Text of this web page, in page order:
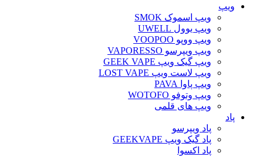
ویپ‌
ویپ اسموک SMOK
ویپ یوول UWELL
ویپ ووپو VOOPOO
ویپ ویپرسو VAPORESSO
ویپ گیک ویپ GEEK VAPE
ویپ لاست ویپ LOST VAPE
ویپ پاوا PAVA
ویپ وتوفو WOTOFO
ویپ های قلمی
پاد
پاد ویپرسو
پاد گیک ویپ GEEKVAPE
پاد اکسوا